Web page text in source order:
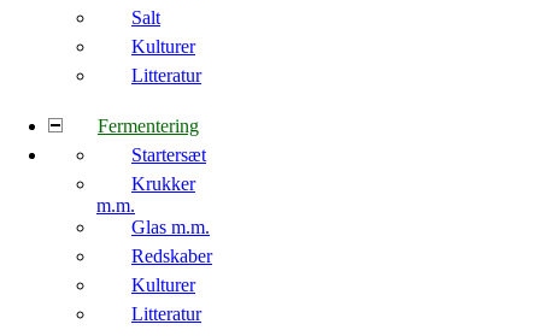
Salt
Kulturer
Litteratur
Fermentering
Startersæt
Krukker
m.m.
Glas m.m.
Redskaber
Kulturer
Litteratur